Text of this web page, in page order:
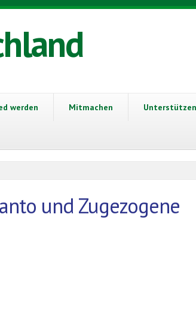
werden Mitmachen Unterstützen
und Zugezogene